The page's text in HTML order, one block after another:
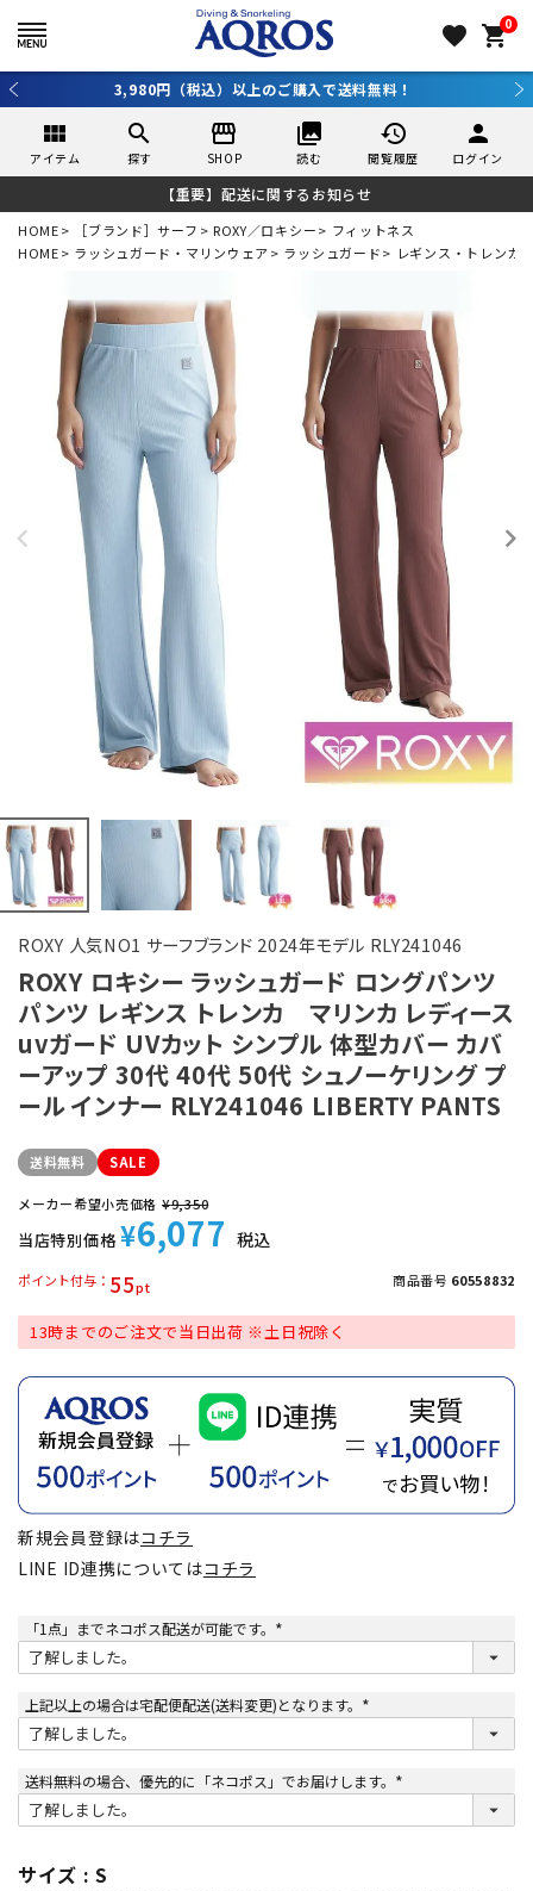
favorite 0
shopping_cart
3,980円（税込）以上のご購入で送料無料！
view_module
アイテム
search
探す
storefront
SHOP
collections
読む
history
閲覧履歴
person
ログイン
【重要】配送に関するお知らせ
HOME ［ブランド］サーフ ROXY／ロキシー
フィットネス
HOME
ラッシュガード・マリンウェア ラッシュガード レギンス・トレンカ
ROXY 人気NO1 サーフブランド 2024年モデル RLY241046
ROXY ロキシー ラッシュガード ロングパンツ
パンツ レギンス トレンカ マリンカ レディース
uvガード UVカット シンプル 体型カバー カバ
ーアップ 30代 40代 50代 シュノーケリング プ
ール インナー RLY241046 LIBERTY PANTS
送料無料 SALE
メーカー希望小売価格 ¥9,350
当店特別価格 ¥6,077 税込
55
ポイント付与 商品番号 60558832
13時までのご注文で当日出荷 ※土日祝除く
新規会員登録はコチラ
LINE ID連携についてはコチラ
「1点」までネコポス配送が可能です。
(
須
上記以上の場合は宅配便配送(送料変更)となります。
(
須
送料無料の場合、優先的に「ネコポス」でお届けします。
(
須
サイズ S